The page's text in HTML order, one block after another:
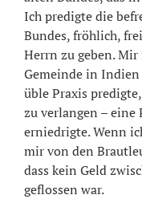
Ich predigte die
Bundes, fröhlich,
Herrn zu geben. Mir
Gemeinde in Indien
üble Praxis
zu verlangen – eine
erniedrigte. Wenn
mir von den
dass kein Geld
geflossen war.